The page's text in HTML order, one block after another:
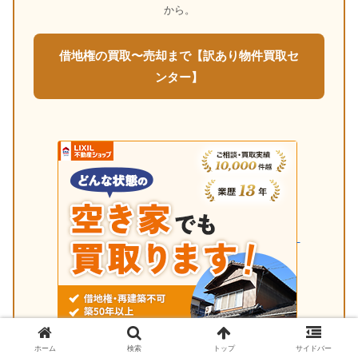
から。
借地権の買取〜売却まで【訳あり物件買取セ
ンター】
ホーム 検索 トップ サイドバー